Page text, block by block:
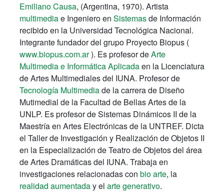
Emiliano Causa, (Argentina, 1970). Artista
multimediae Ingeniero en Sistemasde Información
recibido en la Universidad Tecnológica Nacional.
Integrante fundador del grupo Proyecto Biopus (
www.biopus.com.ar). Es profesor deArte
Multimedia e Informática Aplicadaen la Licenciatura
de Artes Multimediales del IUNA. Profesor de
Tecnología Multimediade la carrera de Diseño
Mutimedial de la Facultad de Bellas Artes de la
UNLP. Es profesor de Sistemas Dinámicos II de la
Maestría en Artes Electrónicas de la UNTREF. Dicta
el Taller de Investigación y Realización de Objetos II
en la Especialización de Teatro de Objetos del área
de Artes Dramáticas del IUNA. Trabaja en
investigaciones relacionadas con bio arte, la
realidad aumentaday el arte generativo.